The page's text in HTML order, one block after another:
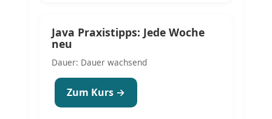
Java Praxistipps: Jede Woche
neu
Dauer: Dauer wachsend
Zum Kurs →